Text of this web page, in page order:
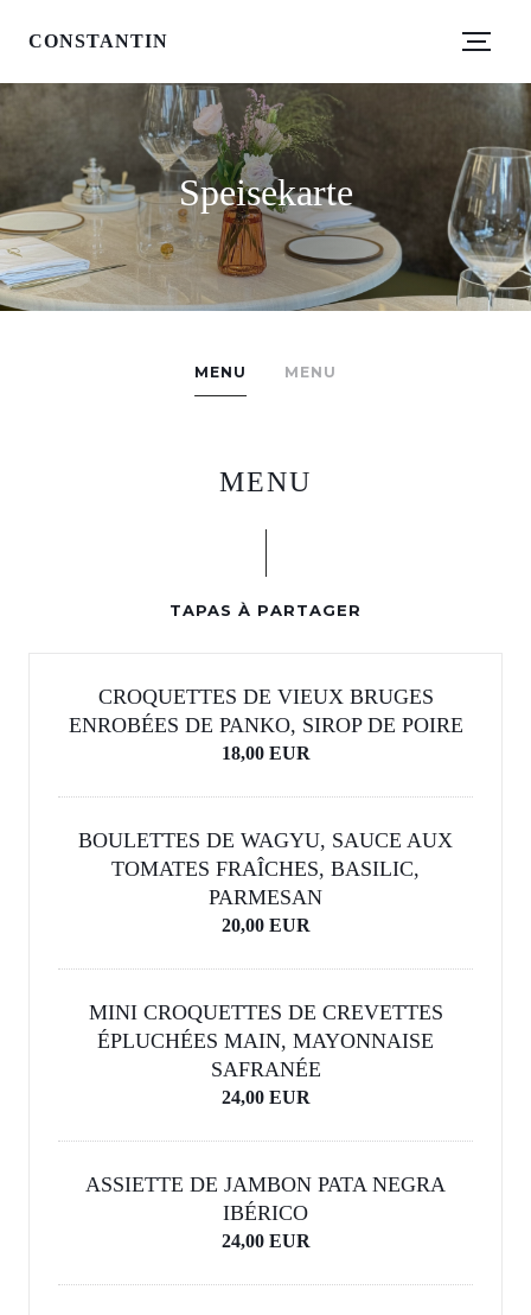
CONSTANTIN
Speisekarte
MENU MENU
MENU
TAPAS À PARTAGER
CROQUETTES DE VIEUX BRUGES
ENROBÉES DE PANKO, SIROP DE POIRE
18,00 EUR
BOULETTES DE WAGYU, SAUCE AUX
TOMATES FRAÎCHES, BASILIC,
PARMESAN
20,00 EUR
MINI CROQUETTES DE CREVETTES
ÉPLUCHÉES MAIN, MAYONNAISE
SAFRANÉE
24,00 EUR
ASSIETTE DE JAMBON PATA NEGRA
IBÉRICO
24,00 EUR